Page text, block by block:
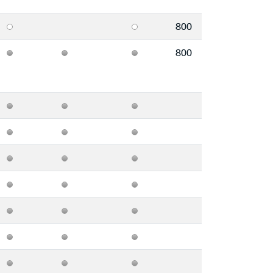
800
800